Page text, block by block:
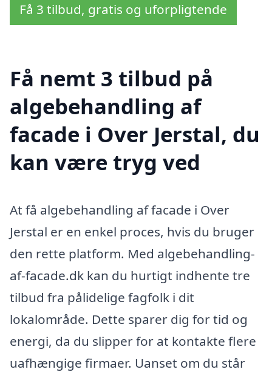
Få 3 tilbud, gratis og uforpligtende
Få nemt 3 tilbud på
algebehandling af
facade i Over Jerstal, du
kan være tryg ved
At få algebehandling af facade i Over
Jerstal er en enkel proces, hvis du bruger
den rette platform. Med algebehandling-
af-facade.dk kan du hurtigt indhente tre
tilbud fra pålidelige fagfolk i dit
lokalområde. Dette sparer dig for tid og
energi, da du slipper for at kontakte flere
uafhængige firmaer. Uanset om du står